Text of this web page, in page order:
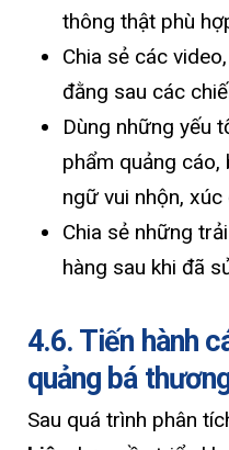
thông thật phù
Chia sẻ các
đằng sau các
Dùng những yếu
phẩm quảng
ngữ vui nhộn,
Chia sẻ những
hàng sau khi đã
4.6. Tiến hành
quảng bá
Sau quá trình phân